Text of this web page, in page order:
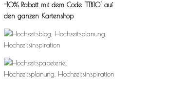
-10% Rabatt mit dem Code 'TTB10' auf
den ganzen Kartenshop